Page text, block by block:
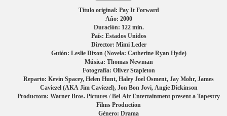
Título original: Pay It Forward
Año: 2000
Duración: 122 min.
País: Estados Unidos
Director: Mimi Leder
Guión: Leslie Dixon (Novela: Catherine Ryan Hyde)
Música: Thomas Newman
Fotografía: Oliver Stapleton
Reparto: Kevin Spacey, Helen Hunt, Haley Joel Osment, Jay Mohr, James
Caviezel (AKA Jim Caviezel), Jon Bon Jovi, Angie Dickinson
Productora: Warner Bros. Pictures / Bel-Air Entertainment present a Tapestry
Films Production
Género: Drama